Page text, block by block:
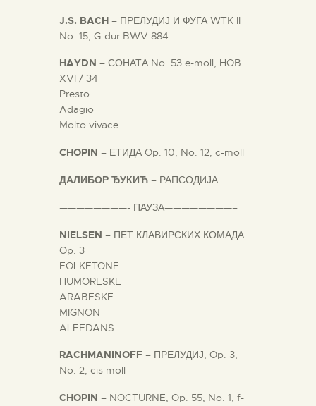
J.S. BACH – ПРЕЛУДИЈ И ФУГА WTK II
No. 15, G-dur BWV 884
HAYDN – СОНАТА No. 53 e-moll, HOB
XVI / 34
Presto
Adagio
Molto vivace
CHOPIN – ЕТИДА Op. 10, No. 12, c-moll
ДАЛИБОР ЂУКИЋ – РАПСОДИЈА
————————- ПАУЗА————————–
NIELSEN – ПЕТ КЛАВИРСКИХ КОМАДА
Op. 3
FOLKETONE
HUMORESKE
ARABESKE
MIGNON
ALFEDANS
RACHMANINOFF – ПРЕЛУДИЈ, Op. 3,
No. 2, cis moll
CHOPIN – NOCTURNE, Op. 55, No. 1, f-